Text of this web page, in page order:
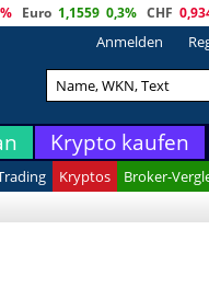
Euro 1,1559 0,3% CHF
Anmelden
Krypto kaufen
Kryptos Broker-